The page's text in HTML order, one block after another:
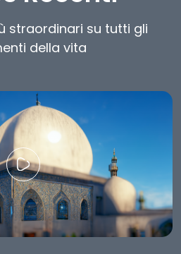
straordinari su tutti gli
della vita